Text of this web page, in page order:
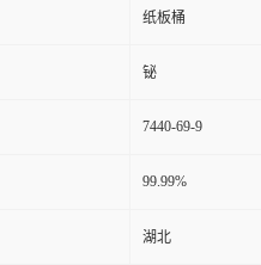
纸板桶
铋
7440-69-9
99.99%
湖北